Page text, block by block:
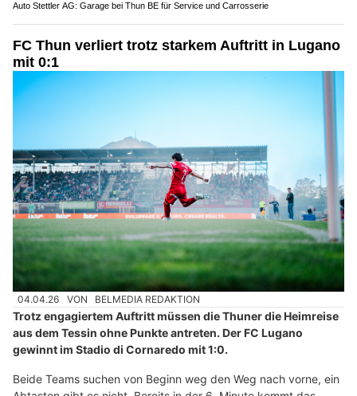
Auto Stettler AG: Garage bei Thun BE für Service und Carrosserie
FC Thun verliert trotz starkem Auftritt in Lugano
mit 0:1
04.04.26 VON BELMEDIA REDAKTION
Trotz engagiertem Auftritt müssen die Thuner die Heimreise
aus dem Tessin ohne Punkte antreten. Der FC Lugano
gewinnt im Stadio di Cornaredo mit 1:0.
Beide Teams suchen von Beginn weg den Weg nach vorne, ein